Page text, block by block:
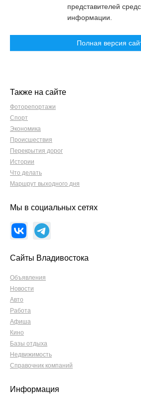
представителей
информации.
Полная версия
Также на сайте
Фоторепортажи
Спорт
Экономика
Происшествия
Перекрытия дорог
Истории
Что делать
Маршрут выходного дня
Мы в социальных сетях
Сайты Владивостока
Объявления
Новости
Авто
Работа
Афиша
Кино
Базы отдыха
Недвижимость
Справочник компаний
Информация